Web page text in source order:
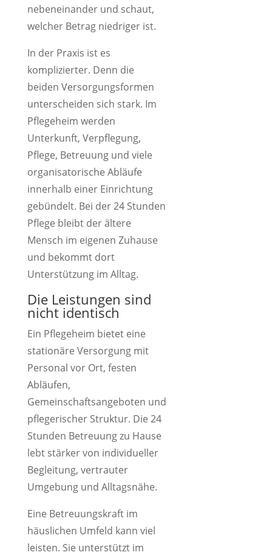
nebeneinander und schaut,
welcher Betrag niedriger ist.
In der Praxis ist es
komplizierter. Denn die
beiden Versorgungsformen
unterscheiden sich stark. Im
Pflegeheim werden
Unterkunft, Verpflegung,
Pflege, Betreuung und viele
organisatorische Abläufe
innerhalb einer Einrichtung
gebündelt. Bei der 24 Stunden
Pflege bleibt der ältere
Mensch im eigenen Zuhause
und bekommt dort
Unterstützung im Alltag.
Die Leistungen sind
nicht identisch
Ein Pflegeheim bietet eine
stationäre Versorgung mit
Personal vor Ort, festen
Abläufen,
Gemeinschaftsangeboten und
pflegerischer Struktur. Die 24
Stunden Betreuung zu Hause
lebt stärker von individueller
Begleitung, vertrauter
Umgebung und Alltagsnähe.
Eine Betreuungskraft im
häuslichen Umfeld kann viel
leisten. Sie unterstützt im